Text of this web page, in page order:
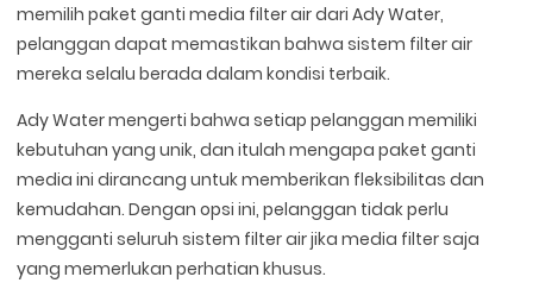
memilih paket ganti media filter air dari Ady Water,
pelanggan dapat memastikan bahwa sistem filter air
mereka selalu berada dalam kondisi terbaik.
Ady Water mengerti bahwa setiap pelanggan memiliki
kebutuhan yang unik, dan itulah mengapa paket ganti
media ini dirancang untuk memberikan fleksibilitas dan
kemudahan. Dengan opsi ini, pelanggan tidak perlu
mengganti seluruh sistem filter air jika media filter saja
yang memerlukan perhatian khusus.